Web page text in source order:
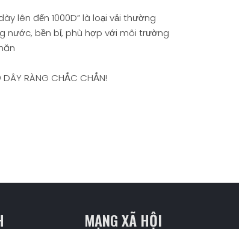
lên đến 1000D” là loại vải thường
nước, bền bỉ, phù hợp với môi trường
DÂY RÀNG CHẮC CHẮN!
MẠNG XÃ HỘI